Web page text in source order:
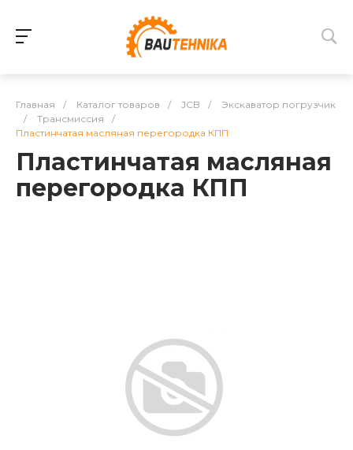
Главная / Каталог товаров / JCB /
Экскаватор погрузчик
/
Трансмиссия
/
Пластинчатая масляная перегородка КПП
Пластинчатая масляная
перегородка КПП